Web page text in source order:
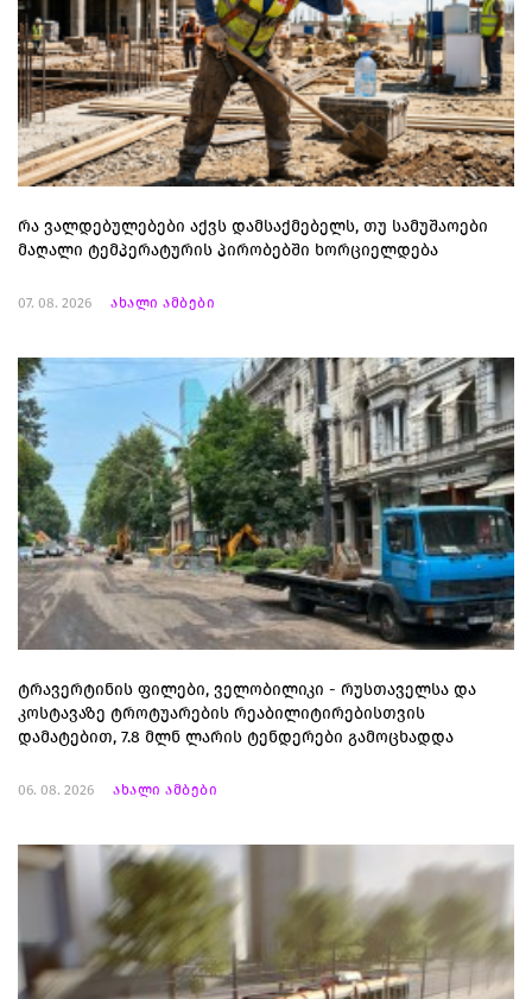
რა ვალდებულებები აქვს დამსაქმებელს, თუ სამუშაოები
მაღალი ტემპერატურის პირობებში ხორციელდება
07. 08. 2026 ახალი ამბები
ტრავერტინის ფილები, ველობილიკი - რუსთაველსა და
კოსტავაზე ტროტუარების რეაბილიტირებისთვის
დამატებით, 7.8 მლნ ლარის ტენდერები გამოცხადდა
06. 08. 2026 ახალი ამბები